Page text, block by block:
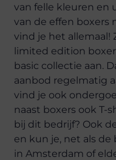
van felle kleuren en
van de effen boxers
vind je het allemaal!
limited edition
basic collectie aan.
aanbod regelmatig
vind je ook
naast boxers ook T-
bij dit bedrijf? Ook
en kun je, net als de
in Amsterdam of